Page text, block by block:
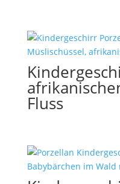
Fluss